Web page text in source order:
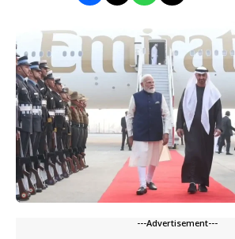
---Advertisement---